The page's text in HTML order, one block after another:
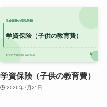
学資保険（子供の教育費）
2026年7月21日